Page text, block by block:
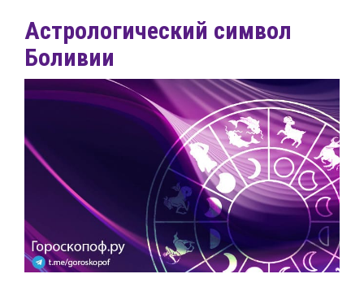
Астрологический символ
Боливии